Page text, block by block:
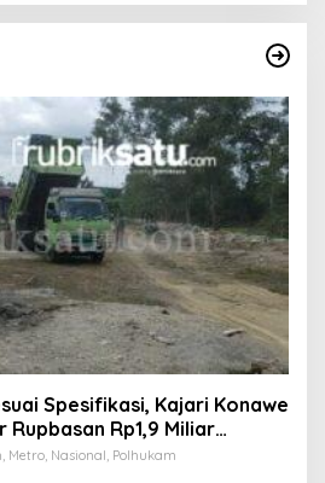
Spesifikasi, Kajari Konawe
Rp1,9 Miliar
Metro, Nasional, Polhukam